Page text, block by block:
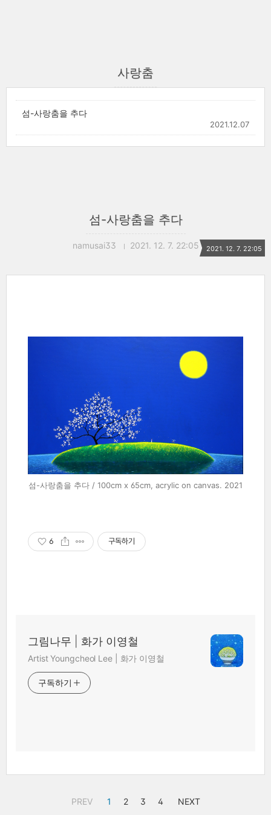
사랑춤
섬-사랑춤을 추다
2021.12.07
섬-사랑춤을 추다
namusai33 2021. 12. 7. 22:05 2021. 12. 7. 22:05
섬-사랑춤을 추다 / 100cm x 65cm, acrylic on canvas. 2021
6 구독하기
그림나무 | 화가 이영철
Artist Youngcheol Lee | 화가 이영철
구독하기
PREV 1 2 3 4 NEXT